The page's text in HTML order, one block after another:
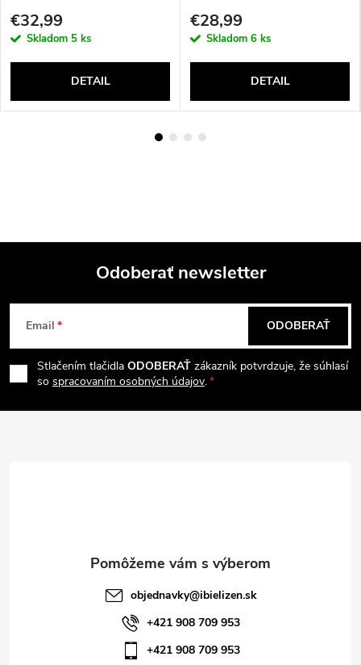
€32,99
Skladom 5 ks
DETAIL
€28,99
Skladom 6 ks
DETAIL
Z
á
p
Odoberať newsletter
Email
Stlačením tlačidla ODOBERAŤ zákazník potvrdzuje, že súhlasí
so spracovaním osobných údajov.
ODOBERAŤ
objednavky@ibielizen.sk
+421 908 709 953
+421 908 709 953